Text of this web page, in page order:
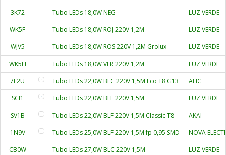
3K72
Tubo LEDs 18,0W NEG
LUZ VERDE
WK5F
Tubo LEDs 18,0W ROJ 220V 1,2M
LUZ VERDE
WJV5
Tubo LEDs 18,0W ROS 220V 1,2M Grolux
LUZ VERDE
WK5H
Tubo LEDs 18,0W VER 220V 1,2M
LUZ VERDE
7F2U
Tubo LEDs 22,0W BLC 220V 1,5M Eco T8 G13
ALIC
SCI1
Tubo LEDs 22,0W BLF 220V 1,5M
LUZ VERDE
SV1B
Tubo LEDs 22,0W BLF 220V 1,5M Classic T8
AKAI
1N9V
Tubo LEDs 25,0W BLF 220V 1,5M fp 0,95 SMD
NOVA
CB0W
Tubo LEDs 27,0W BLC 220V 1,5M
LUZ VERDE